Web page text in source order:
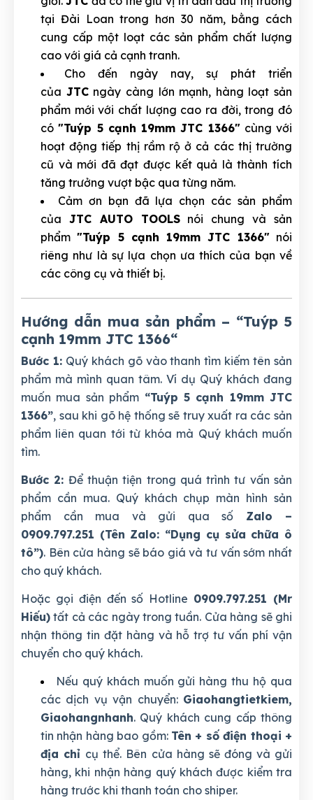
tại Đài Loan trong hơn 30 năm, bằng cách
cung cấp một loạt các sản phẩm chất lượng
cao với giá cả cạnh tranh.
Cho đến ngày nay, sự phát triển
của JTCngày càng lớn mạnh, hàng loạt sản
phẩm mới với chất lượng cao ra đời, trong đó
có"Tuýp 5 cạnh 19mm JTC 1366"cùng với
hoạt động tiếp thị rầm rộ ở cả các thị trường
cũ và mới đã đạt được kết quả là thành tích
tăng trưởng vượt bậc qua từng năm.
Cảm ơn bạn đã lựa chọn các sản phẩm
của JTC AUTO TOOLSnói chung và sản
phẩm"Tuýp 5 cạnh 19mm JTC 1366"nói
riêng như là sự lựa chọn ưa thích của bạn về
các công cụ và thiết bị.
Hướng dẫn mua sản phẩm – “Tuýp 5
cạnh 19mm JTC 1366“
Bước 1:Quý khách gõ vào thanh tìm kiếm tên sản
phẩm mà mình quan tâm. Ví dụ Quý khách đang
muốn mua sản phẩm “Tuýp 5 cạnh 19mm JTC
1366”, sau khi gõ hệ thống sẽ truy xuất ra các sản
phẩm liên quan tới từ khóa mà Quý khách muốn
tìm.
Bước 2: Để thuận tiện trong quá trình tư vấn sản
phẩm cần mua. Quý khách chụp màn hình sản
phẩm cần mua và gửi qua số Zalo –
0909.797.251 (Tên Zalo: “Dụng cụ sửa chữa ô
tô”). Bên cửa hàng sẽ báo giá và tư vấn sớm nhất
cho quý khách.
Hoặc gọi điện đến số Hotline 0909.797.251 (Mr
Hiếu) tất cả các ngày trong tuần. Cửa hàng sẽ ghi
nhận thông tin đặt hàng và hỗ trợ tư vấn phí vận
chuyển cho quý khách.
Nếu quý khách muốn gửi hàng thu hộ qua
các dịch vụ vận chuyển: Giaohangtietkiem,
Giaohangnhanh. Quý khách cung cấp thông
tin nhận hàng bao gồm: Tên + số điện thoại +
địa chỉ cụ thể. Bên cửa hàng sẽ đóng và gửi
hàng, khi nhận hàng quý khách được kiểm tra
hàng trước khi thanh toán cho shiper.